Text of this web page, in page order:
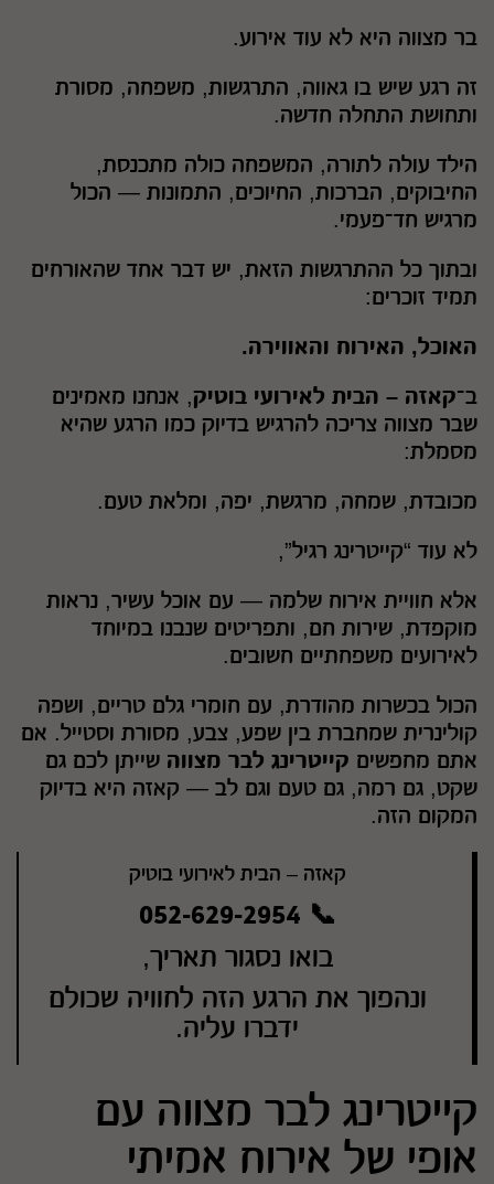
בר מצווה היא לא עוד אירוע.
זה רגע שיש בו גאווה, התרגשות, משפחה, מסורת
ותחושת התחלה חדשה.
הילד עולה לתורה, המשפחה כולה מתכנסת,
החיבוקים, הברכות, החיוכים, התמונות — הכול
מרגיש חד־פעמי.
ובתוך כל ההתרגשות הזאת, יש דבר אחד שהאורחים
תמיד זוכרים:
האוכל, האירוח והאווירה.
ב־קאזה – הבית לאירועי בוטיק, אנחנו מאמינים
שבר מצווה צריכה להרגיש בדיוק כמו הרגע שהיא
מסמלת:
מכובדת, שמחה, מרגשת, יפה, ומלאת טעם.
לא עוד “קייטרינג רגיל”,
אלא חוויית אירוח שלמה — עם אוכל עשיר, נראות
מוקפדת, שירות חם, ותפריטים שנבנו במיוחד
לאירועים משפחתיים חשובים.
הכול בכשרות מהודרת, עם חומרי גלם טריים, ושפה
קולינרית שמחברת בין שפע, צבע, מסורת וסטייל. אם
אתם מחפשים קייטרינג לבר מצווה שייתן לכם גם
שקט, גם רמה, גם טעם וגם לב — קאזה היא בדיוק
המקום הזה.
קאזה – הבית לאירועי בוטיק
📞 052-629-2954
בואו נסגור תאריך,
ונהפוך את הרגע הזה לחוויה שכולם
ידברו עליה.
קייטרינג לבר מצווה עם
אופי של אירוח אמיתי